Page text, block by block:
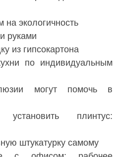
на экологичность
руками
из гипсокартона
по индивидуальным
могут помочь в
плинтус:
штукатурку самому